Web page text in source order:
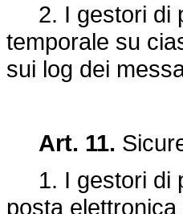
2. I gestori di
temporale su
sui log dei
Art. 11.
1. I gestori di
posta